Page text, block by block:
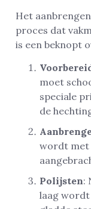
Het
proces dat
is een beknopt
moet
speciale
de
wordt met
Polijsten:
laag